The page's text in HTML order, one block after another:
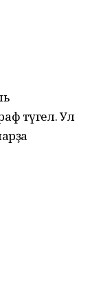
түгел. Ул